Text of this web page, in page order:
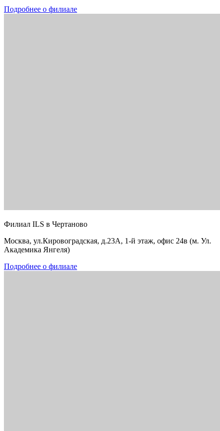
Подробнее о филиале
Филиал ILS в Чертаново
Москва, ул.Кировоградская, д.23А, 1-й этаж, офис 24в (м. Ул.
Академика Янгеля)
Подробнее о филиале